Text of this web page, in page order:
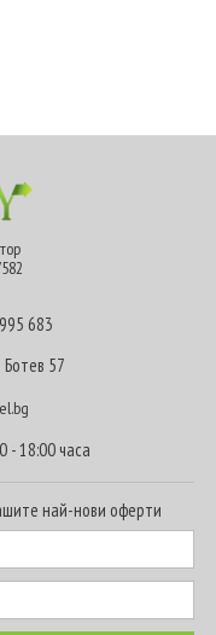
683
Ботев 57
- 18:00 часа
най-нови оферти